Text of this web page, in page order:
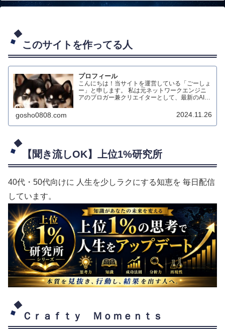
このサイトを作ってる人
プロフィール
こんにちは！当サイトを運営している「ごーしょ
ー」と申します。 私は元ネットワークエンジニ
アのブロガー兼クリエイターとして、最新のAIテ
信や、生成AIによる動画制作、オリジナルハンド
メイド作品の制作などを行っています。
gosho0808.com 2024.11.26
【聞き流しOK】上位1%研究所
40代・50代向けに 人生を少しラクにする知恵を 毎日配信
しています。
Ｃｒａｆｔｙ Ｍｏｍｅｎｔｓ